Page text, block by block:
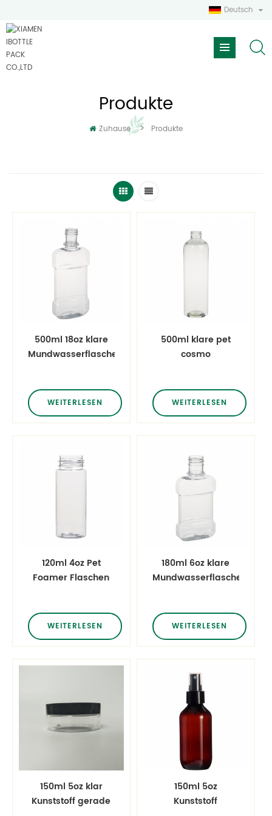
Deutsch
Produkte
Zuhause > Produkte
500ml 18oz klare
Mundwasserflaschen
WEITERLESEN
500ml klare pet
cosmo
WEITERLESEN
120ml 4oz Pet
Foamer Flaschen
WEITERLESEN
180ml 6oz klare
Mundwasserflaschen
WEITERLESEN
150ml 5oz klar
Kunststoff gerade
150ml 5oz
Kunststoff